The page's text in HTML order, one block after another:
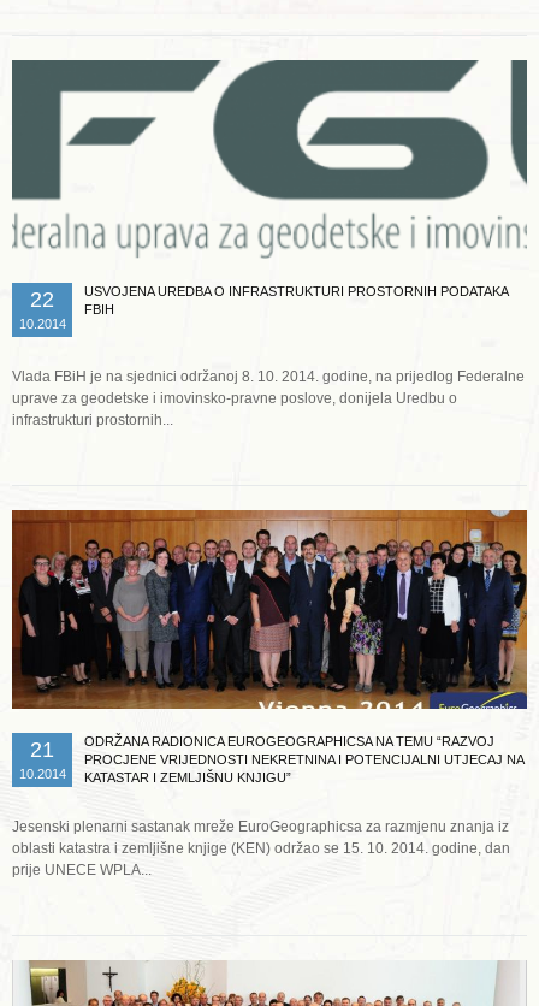
22
10.2014
USVOJENA UREDBA O INFRASTRUKTURI PROSTORNIH PODATAKA
FBIH
Vlada FBiH je na sjednici održanoj 8. 10. 2014. godine, na prijedlog Federalne
uprave za geodetske i imovinsko-pravne poslove, donijela Uredbu o
infrastrukturi prostornih...
21
10.2014
ODRŽANA RADIONICA EUROGEOGRAPHICSA NA TEMU “RAZVOJ
PROCJENE VRIJEDNOSTI NEKRETNINA I POTENCIJALNI UTJECAJ NA
KATASTAR I ZEMLJIŠNU KNJIGU”
Jesenski plenarni sastanak mreže EuroGeographicsa za razmjenu znanja iz
oblasti katastra i zemljišne knjige (KEN) održao se 15. 10. 2014. godine, dan
prije UNECE WPLA...